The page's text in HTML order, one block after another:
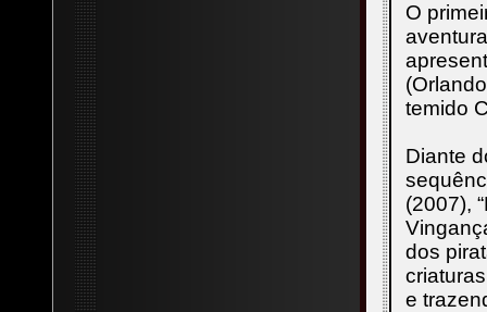
O
temido
Diante
(2007),
dos
e